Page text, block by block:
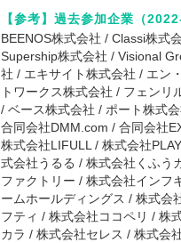
【参考】過去参加企業（
BEENOS株式会社 / Classi株式
Supership株式会社 / Visional
社 / エキサイト株式会社 / エン
トワークス株式会社 / フェン
/ ベース株式会社 / ポート株式
合同会社DMM.com / 合同会社
株式会社LIFULL / 株式会社
式会社うるる / 株式会社くふう
ファクトリー / 株式会社インフ
ームホールディングス / 株式会
フティ / 株式会社ココペリ / 株
カラ / 株式会社セレス / 株式会